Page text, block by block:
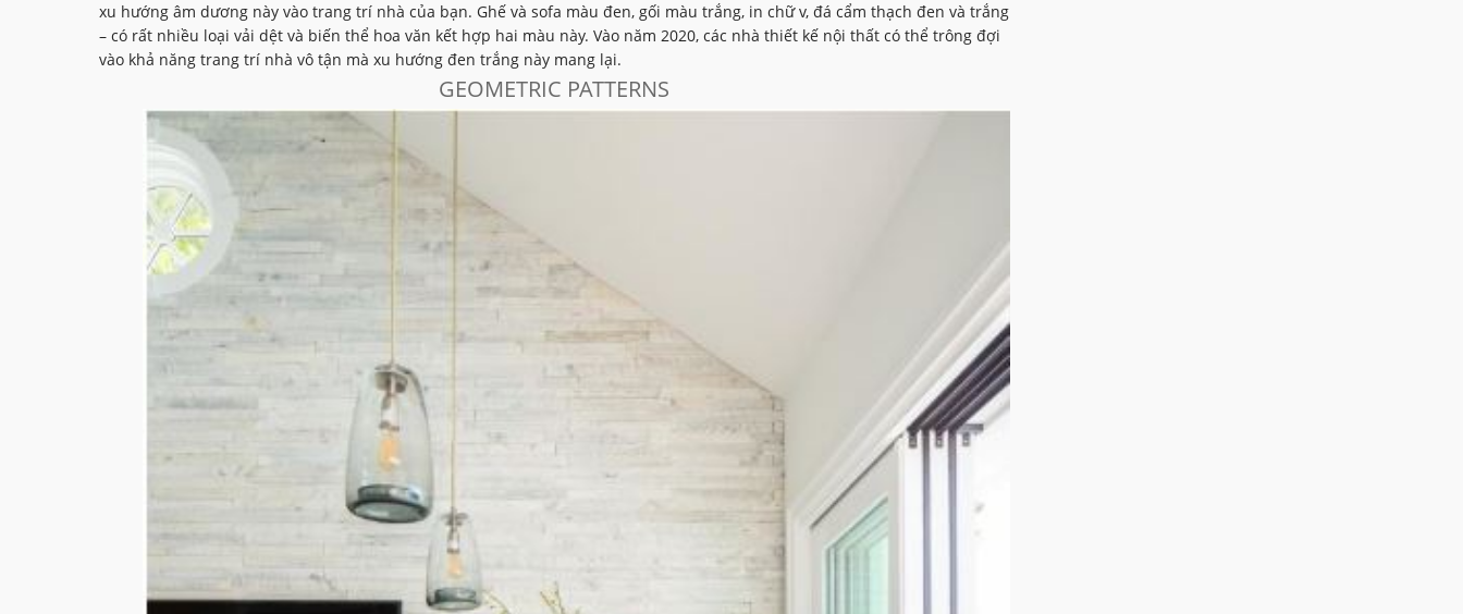
xu hướng âm dương này vào trang trí nhà của bạn. Ghế và sofa màu đen, gối màu trắng, in chữ v, đá cẩm thạch đen và trắng
– có rất nhiều loại vải dệt và biến thể hoa văn kết hợp hai màu này. Vào năm 2020, các nhà thiết kế nội thất có thể trông đợi
vào khả năng trang trí nhà vô tận mà xu hướng đen trắng này mang lại.
GEOMETRIC PATTERNS